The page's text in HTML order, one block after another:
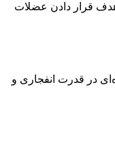
هدف قرار دادن عضلات
در قدرت انفجاری و